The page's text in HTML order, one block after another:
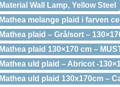
Material Wall Lamp, Yellow Steel
Mathea melange plaid i farven
Mathea plaid – Grå/sort –
Mathea plaid 130×170 cm –
Mathea uld plaid – Abricot -
Mathea uld plaid 130x170cm –